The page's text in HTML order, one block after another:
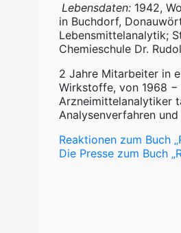
Lebensdaten: 1942,
in Buchdorf,
Lebensmittelanalytik;
Chemieschule Dr.
2 Jahre Mitarbeiter in
Wirkstoffe, von 1968 −
Arzneimittelanalytiker
Analysenverfahren
Reaktionen zum Buch
Die Presse zum Buch